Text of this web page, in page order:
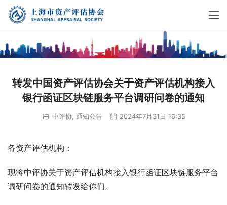
转发中国资产评估协会关于资产评估机构接入
银行函证区块链服务平台调研问卷的通知
中评协, 通知公告 2024年7月31日 16:35
各资产评估机构：
现将中评协关于资产评估机构接入银行函证区块链服务平台
调研问卷的通知转发给你们。